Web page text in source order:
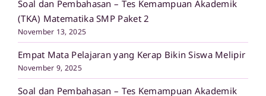
Soal dan Pembahasan – Tes Kemampuan Akademik
(TKA) Matematika SMP Paket 2
November 13, 2025
Empat Mata Pelajaran yang Kerap Bikin Siswa Melipir
November 9, 2025
Soal dan Pembahasan – Tes Kemampuan Akademik